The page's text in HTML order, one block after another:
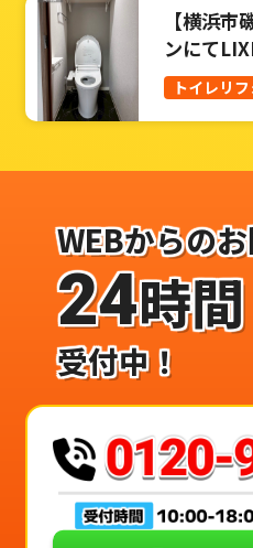
【横浜
ンにて
トイレリ
トイレリ
WEBからの
24時間
受付中！